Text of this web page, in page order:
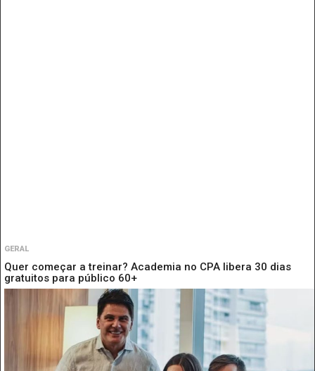
GERAL
Quer começar a treinar? Academia no CPA libera 30 dias
gratuitos para público 60+